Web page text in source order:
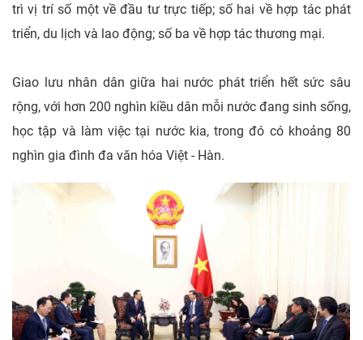
trì vị trí số một về đầu tư trực tiếp; số hai về hợp tác phát
triển, du lịch và lao động; số ba về hợp tác thương mại.
Giao lưu nhân dân giữa hai nước phát triển hết sức sâu
rộng, với hơn 200 nghìn kiều dân mỗi nước đang sinh sống,
học tập và làm việc tại nước kia, trong đó có khoảng 80
nghìn gia đình đa văn hóa Việt - Hàn.